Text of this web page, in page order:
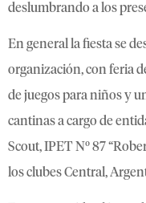
deslumbrando a los
En general la fiesta se
organización, con feria
de juegos para niños y
cantinas a cargo de
Scout, IPET Nº 87
los clubes Central,